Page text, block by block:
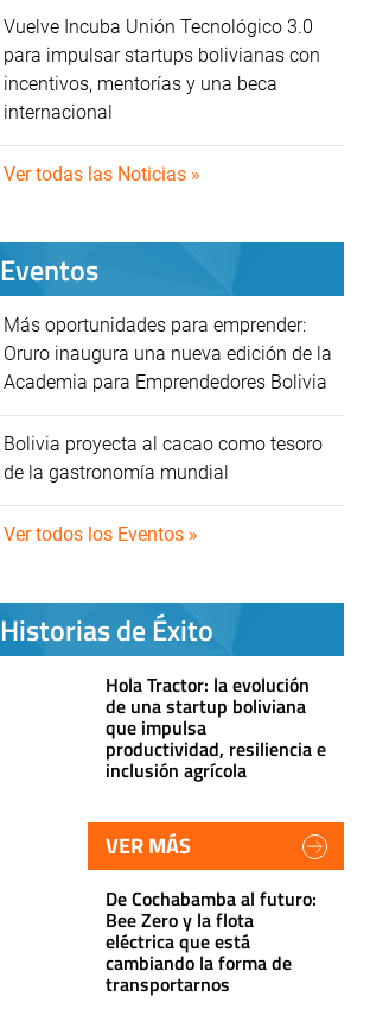
Vuelve Incuba Unión Tecnológico 3.0
para impulsar startups bolivianas con
incentivos, mentorías y una beca
internacional
Ver todas las Noticias »
Eventos
Más oportunidades para emprender:
Oruro inaugura una nueva edición de la
Academia para Emprendedores Bolivia
Bolivia proyecta al cacao como tesoro
de la gastronomía mundial
Ver todos los Eventos »
Historias de Éxito
Hola Tractor: la evolución
de una startup boliviana
que impulsa
productividad, resiliencia e
inclusión agrícola
VER MÁS
De Cochabamba al futuro:
Bee Zero y la flota
eléctrica que está
cambiando la forma de
transportarnos